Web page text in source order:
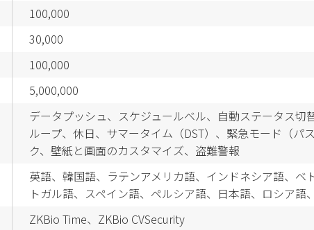
100,000
30,000
100,000
5,000,000
データプッシュ、スケジュールベル、自動ステータス切
ループ、休日、サマータイム（DST）、緊急モード（パ
ク、壁紙と画面のカスタマイズ、盗難警報
英語、韓国語、ラテンアメリカ語、インドネシア語、
トガル語、スペイン語、ペルシア語、日本語、ロシア語
ZKBio Time、ZKBio CVSecurity